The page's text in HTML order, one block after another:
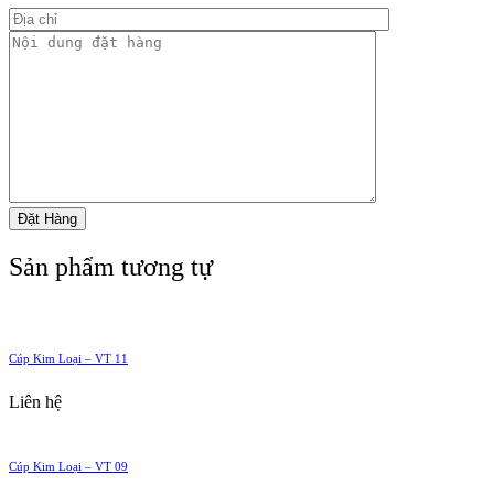
Sản phẩm tương tự
Cúp Kim Loại – VT 11
Liên hệ
Cúp Kim Loại – VT 09